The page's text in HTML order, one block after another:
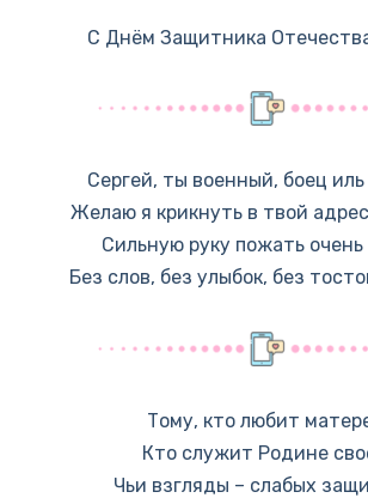
С Днём Защитника
Сергей, ты военный, боец
Желаю я крикнуть в твой
Сильную руку пожать очень
Без слов, без улыбок, без
Тому, кто любит
Кто служит Родине
Чьи взгляды – слабых